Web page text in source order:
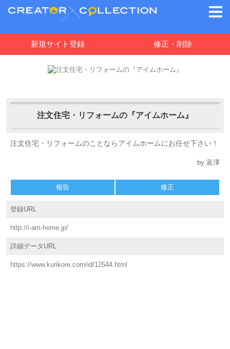
新規サイト登録 修正・削除
注文住宅・リフォームの『アイムホーム』
注文住宅・リフォームのことならアイムホームにお任せ下さい！
by 富澤
報告 修正
登録URL
http://i-am-home.jp/
詳細データURL
https://www.kurikore.com/id/12544.html